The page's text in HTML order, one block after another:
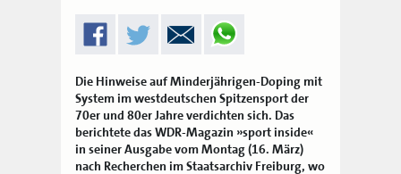
Die Hinweise auf Minderjährigen-Doping mit
System im westdeutschen Spitzensport der
70er und 80er Jahre verdichten sich. Das
berichtete das WDR-Magazin »sport inside«
in seiner Ausgabe vom Montag (16. März)
nach Recherchen im Staatsarchiv Freiburg, wo